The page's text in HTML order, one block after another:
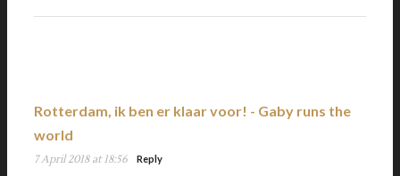
Rotterdam, ik ben er klaar voor! - Gaby runs the
world
7 April 2018 at 18:56 Reply